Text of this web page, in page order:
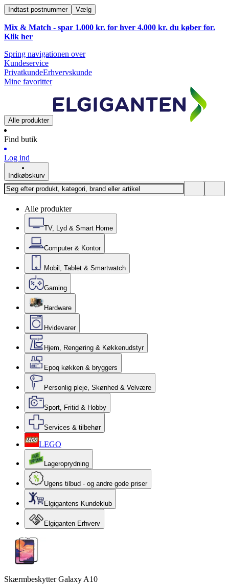
Indtast postnummer Vælg
Mix & Match - spar 1.000 kr. for hver 4.000 kr. du køber for.
Klik her
Spring navigationen over
Kundeservice
PrivatkundeErhvervskunde
Mine favoritter
Alle produkter
Find butik
Log ind
Indkøbskurv
Alle produkter
TV, Lyd & Smart Home
Computer & Kontor
Mobil, Tablet & Smartwatch
Gaming
Hardware
Hvidevarer
Hjem, Rengøring & Køkkenudstyr
Epoq køkken & bryggers
Personlig pleje, Skønhed & Velvære
Sport, Fritid & Hobby
Services & tilbehør
LEGO
Lageroprydning
Ugens tilbud - og andre gode priser
Elgigantens Kundeklub
Elgiganten Erhverv
Skærmbeskytter Galaxy A10